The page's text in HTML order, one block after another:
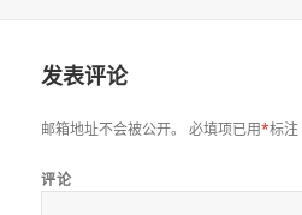
发表评论
邮箱地址不会被公开。 必填项已用*标注
评论